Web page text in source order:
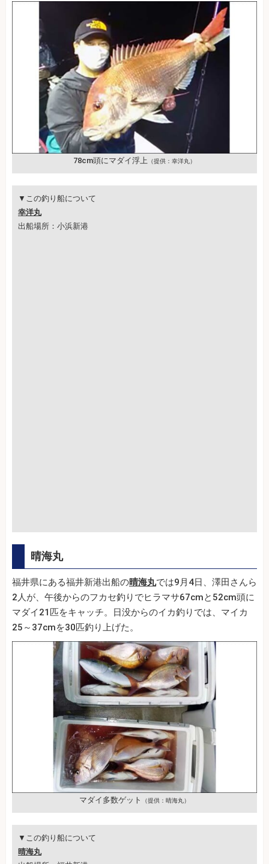
78cm頭にマダイ浮上 （提供：幸洋丸）
▼この釣り船について
幸洋丸
出船場所：小浜新港
晴海丸
福井県にある福井新港出船の晴海丸では9月4日、澤田さんら
2人が、午後からのフカセ釣りでヒラマサ67cmと52cm頭に
マダイ21匹をキャッチ。日没からのイカ釣りでは、マイカ
25～37cmを30匹釣り上げた。
マダイ多数ゲット （提供：晴海丸）
▼この釣り船について
晴海丸